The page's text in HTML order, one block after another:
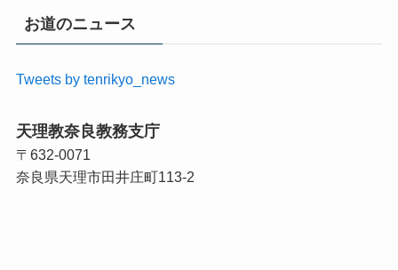
お道のニュース
Tweets by tenrikyo_news
天理教奈良教務支庁
〒632-0071
奈良県天理市田井庄町113-2